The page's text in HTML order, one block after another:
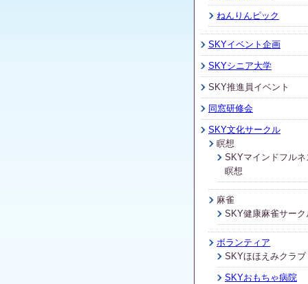
ねんりんピック
SKYイベント企画
SKYシニア大学
SKY推進員イベント
同窓研修会
SKY文化サークル
瞑想
SKYマインドフルネ
瞑想
麻雀
SKY健康麻雀サーク
ボランティア
SKYほほえみクラブ
SKYおもちゃ病院